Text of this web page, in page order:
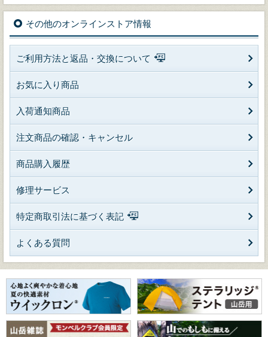
その他のオンラインストア情報
ご利用方法と返品・交換について
お気に入り商品
入荷通知商品
注文商品の確認・キャンセル
商品購入履歴
修理サービス
特定商取引法に基づく表記
よくある質問